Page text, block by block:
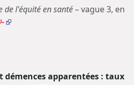
de l'équité en santé– vague 3, en
démences apparentées : taux